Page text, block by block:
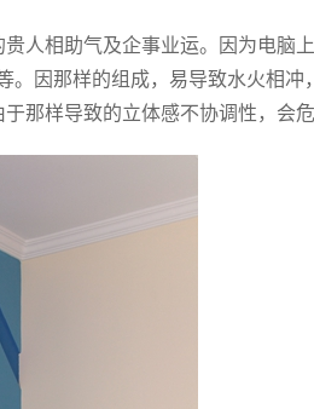
人相助气及企事业运。因为电脑
因那样的组成，易导致水火相冲
那样导致的立体感不协调性，会